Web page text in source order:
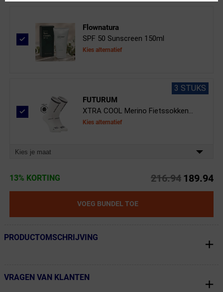
Flownatura
SPF 50 Sunscreen 150ml
Kies alternatief
3 STUKS
FUTURUM
XTRA COOL Merino Fietssokken...
Kies alternatief
Kies je maat
13% KORTING 216.94 189.94
VOEG BUNDEL TOE
← Terug naar productnavigatie
PRODUCTOMSCHRIJVING
← Terug naar productnavigatie
VRAGEN VAN KLANTEN